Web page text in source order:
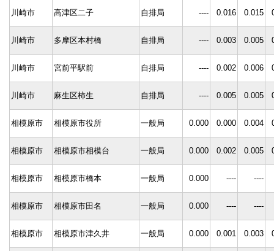
川崎市 高津区二子 自排局 ---- 0.016 0.015
川崎市 多摩区本村橋 自排局 ---- 0.003 0.005
川崎市 宮前平駅前 自排局 ---- 0.002 0.006
川崎市 麻生区柿生 自排局 ---- 0.005 0.005
相模原市 相模原市役所 一般局 0.000 0.000 0.004
相模原市 相模原市相模台 一般局 0.000 0.002 0.005
相模原市 相模原市橋本 一般局 0.000 ---- ----
相模原市 相模原市田名 一般局 0.000 ---- ----
相模原市 相模原市津久井 一般局 0.000 0.001 0.003